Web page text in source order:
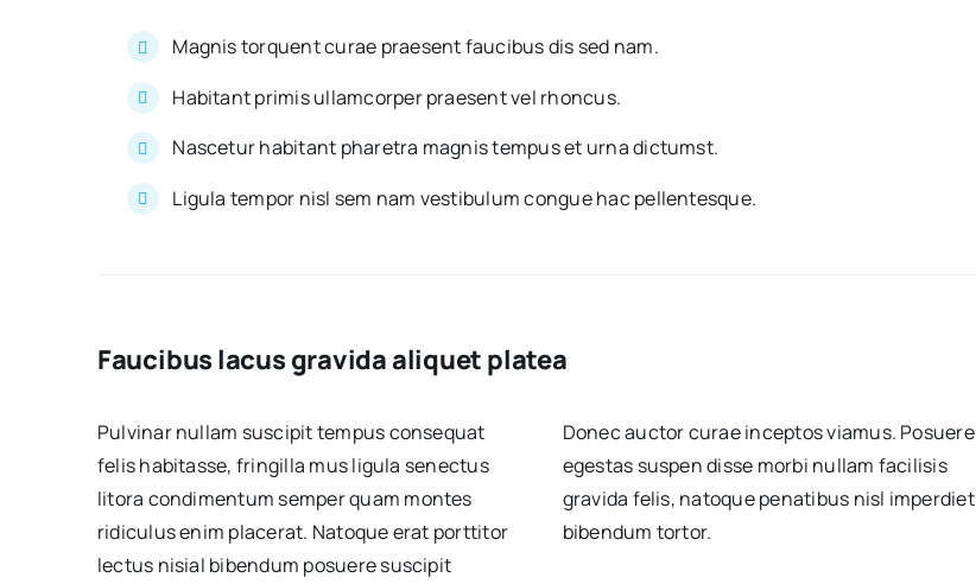
Magnis torquent curae praesent faucibus dis sed nam.
Habitant primis ullamcorper praesent vel rhoncus.
Nascetur habitant pharetra magnis tempus et urna dictumst.
Ligula tempor nisl sem nam vestibulum congue hac pellentesque.
Faucibus lacus gravida aliquet platea
Pulvinar nullam suscipit tempus consequat
felis habitasse, fringilla mus ligula senectus
litora condimentum semper quam montes
ridiculus enim placerat. Natoque erat porttitor
lectus nisial bibendum posuere suscipit
Donec auctor curae inceptos viamus. Posuere
egestas suspen disse morbi nullam facilisis
gravida felis, natoque penatibus nisl imperdiet
bibendum tortor.